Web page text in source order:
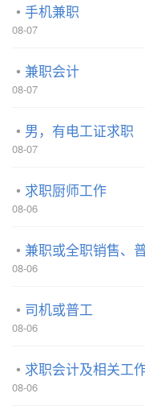
手机兼职
08-07
兼职会计
08-07
男，有电工证求职
08-07
求职厨师工作
08-06
兼职或全职销售、
08-06
司机或普工
08-06
求职会计及相关工
08-06